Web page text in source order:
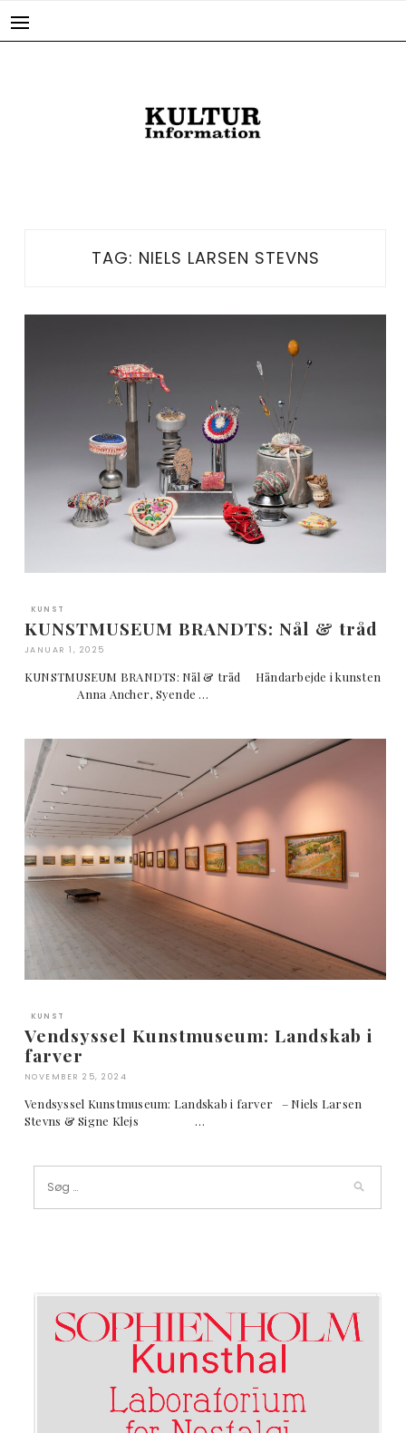
TAG: NIELS LARSEN STEVNS
KUNST
KUNSTMUSEUM BRANDTS: Nål & tråd
JANUAR 1, 2025
KUNSTMUSEUM BRANDTS: Nål & tråd Håndarbejde i kunsten
Anna Ancher, Syende …
KUNST
Vendsyssel Kunstmuseum: Landskab i
farver
NOVEMBER 25, 2024
Vendsyssel Kunstmuseum: Landskab i farver – Niels Larsen
Stevns & Signe Klejs …